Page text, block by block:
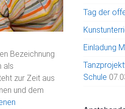
Bezeichnung
als
zur Zeit aus
und dem
Tag der
Einladung
Schule